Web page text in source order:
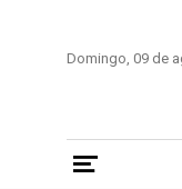
Domingo, 09 de
ESTADOS UNIDOS
INTERNACIONAL